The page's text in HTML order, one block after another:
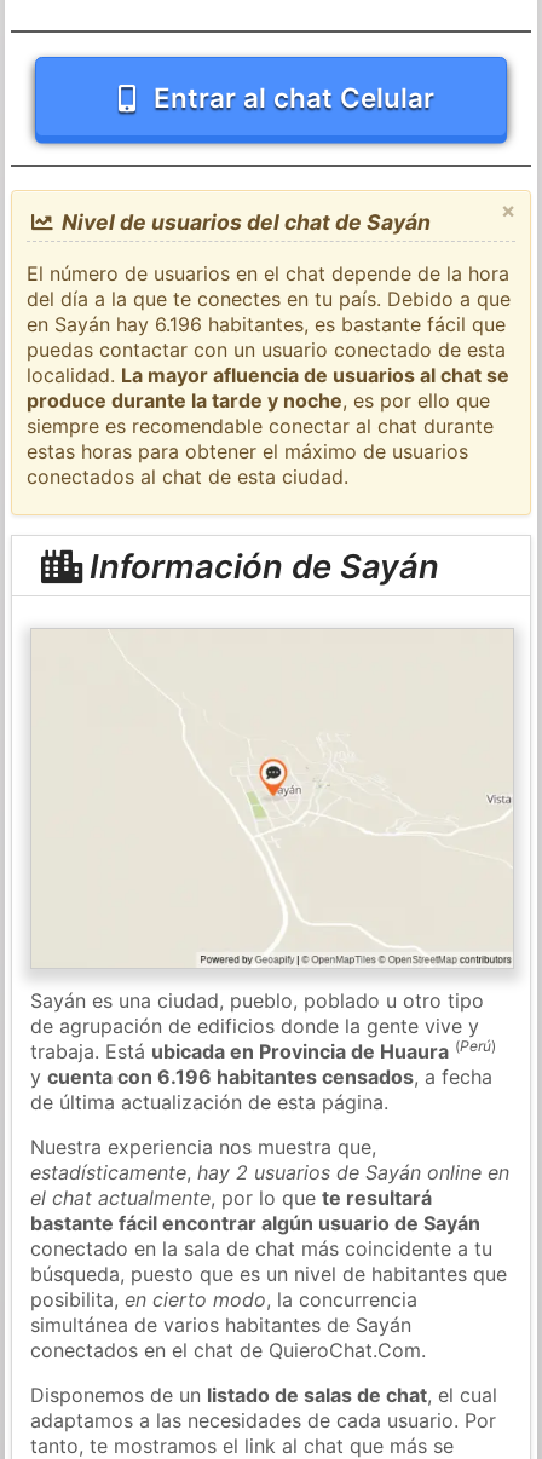
Entrar al chat Celular
×
Nivel de usuarios del chat de Sayán
El número de usuarios en el chat depende de la hora
del día a la que te conectes en tu país. Debido a que
en Sayán hay 6.196 habitantes, es bastante fácil que
puedas contactar con un usuario conectado de esta
localidad. La mayor afluencia de usuarios al chat se
produce durante la tarde y noche, es por ello que
siempre es recomendable conectar al chat durante
estas horas para obtener el máximo de usuarios
conectados al chat de esta ciudad.
Información de Sayán
Sayán es una ciudad, pueblo, poblado u otro tipo
de agrupación de edificios donde la gente vive y
trabaja. Está ubicada en Provincia de Huaura (Perú)
ycuenta con 6.196 habitantes censados, a fecha
de última actualización de esta página.
Nuestra experiencia nos muestra que,
estadísticamente,hay 2 usuarios de Sayán online en
el chat actualmente, por lo quete resultará
bastante fácil encontrar algún usuario de Sayán
conectado en la sala de chat más coincidente a tu
búsqueda, puesto que es un nivel de habitantes que
posibilita,en cierto modo, la concurrencia
simultánea de varios habitantes de Sayán
conectados en el chat de QuieroChat.Com.
Disponemos de un listado de salas de chat, el cual
adaptamos a las necesidades de cada usuario. Por
tanto, te mostramos el link al chat que más se